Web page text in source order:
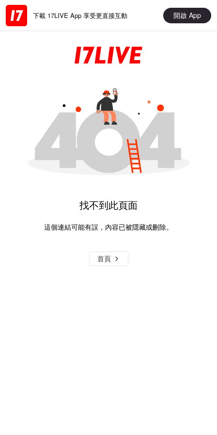
下載 17LIVE App 享受更直接互動 開啟 App
找不到此頁面
這個連結可能有誤，內容已被隱藏或刪除。
首頁